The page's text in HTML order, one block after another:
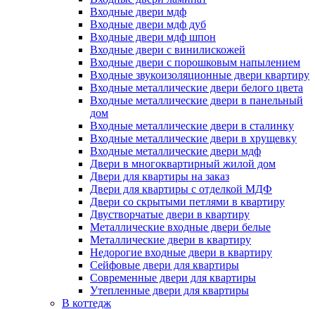
Входные двери мдф
Входные двери мдф дуб
Входные двери мдф шпон
Входные двери с винилискожей
Входные двери с порошковым напылением
Входные звукоизоляционные двери квартиру
Входные металлические двери белого цвета
Входные металлические двери в панельный
дом
Входные металлические двери в сталинку
Входные металлические двери в хрущевку
Входные металлические двери мдф
Двери в многоквартирный жилой дом
Двери для квартиры на заказ
Двери для квартиры с отделкой МДФ
Двери со скрытыми петлями в квартиру
Двустворчатые двери в квартиру
Металлические входные двери белые
Металлические двери в квартиру
Недорогие входные двери в квартиру
Сейфовые двери для квартиры
Современные двери для квартиры
Утепленные двери для квартиры
В коттедж